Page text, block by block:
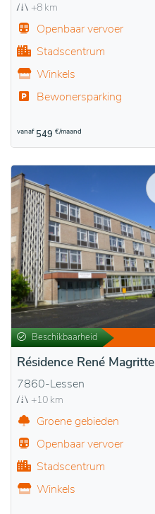
+8 km
Openbaar vervoer
Stadscentrum
Winkels
Bewonersparking
vanaf 549 €/maand
Beschikbaarheid
Résidence René Magritte
7860-Lessen
+10 km
Groene gebieden
Openbaar vervoer
Stadscentrum
Winkels